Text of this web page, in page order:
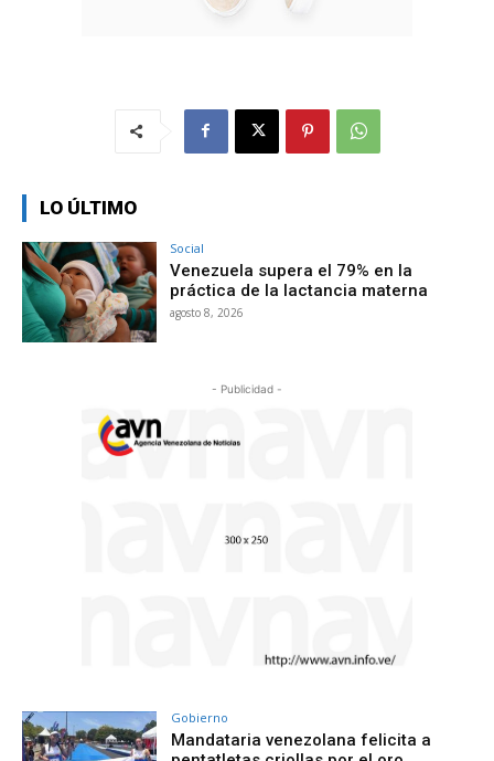
LO ÚLTIMO
Social
Venezuela supera el 79% en la
práctica de la lactancia materna
agosto 8, 2026
- Publicidad -
Gobierno
Mandataria venezolana felicita a